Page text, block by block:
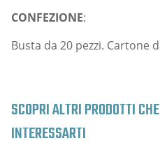
CONFEZIONE:
Busta da 20 pezzi. Cartone
SCOPRI ALTRI PRODOTTI
INTERESSARTI